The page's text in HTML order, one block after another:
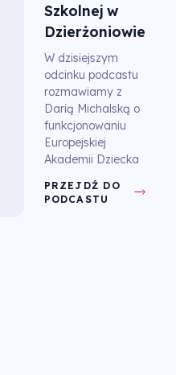
Szkolnej w
Dzierżoniowie
W dzisiejszym
odcinku podcastu
rozmawiamy z
Darią Michalską o
funkcjonowaniu
Europejskiej
Akademii Dziecka
PRZEJDŹ DO
PODCASTU